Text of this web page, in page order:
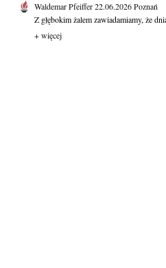
Waldemar Pfeiffer22.06.2026Poznań
Z głębokim żalem zawiadamiamy, że
+ więcej